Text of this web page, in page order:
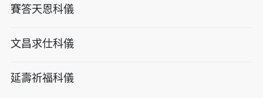
賽答天恩科儀
文昌求仕科儀
延壽祈福科儀